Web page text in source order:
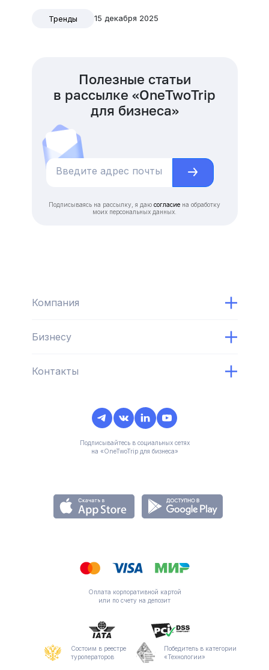
Тренды 15 декабря 2025
Полезные статьи
в рассылке «OneTwoTrip
для бизнеса»
Подписываясь на рассылку, я даю согласие на обработку
моих персональных данных.
Компания
Бизнесу
Контакты
Подписывайтесь в социальных сетях
на «OneTwoTrip для бизнеса»
Оплата корпоративной картой
или по счету на депозит
Состоим в реестре
туроператоров
Победитель в категории
«Технологии»